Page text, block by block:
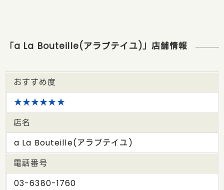
「a La Bouteille(アラブテイユ)」店舗情報
おすすめ度
★★★★★★
店名
a La Bouteille(アラブテイユ)
電話番号
03-6380-1760